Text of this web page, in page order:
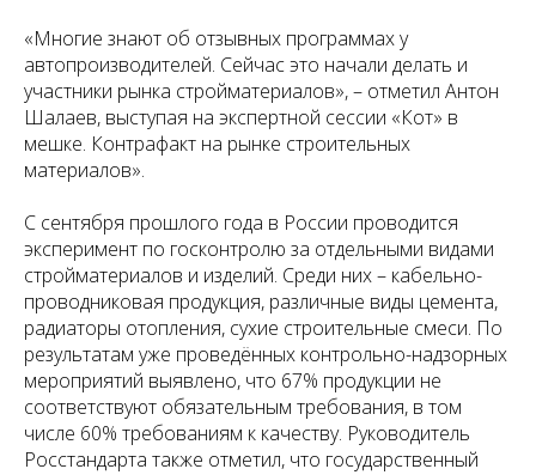
«Многие знают об отзывных программах у
автопроизводителей. Сейчас это начали делать и
участники рынка стройматериалов», – отметил Антон
Шалаев, выступая на экспертной сессии «Кот» в
мешке. Контрафакт на рынке строительных
материалов».
С сентября прошлого года в России проводится
эксперимент по госконтролю за отдельными видами
стройматериалов и изделий. Среди них – кабельно-
проводниковая продукция, различные виды цемента,
радиаторы отопления, сухие строительные смеси. По
результатам уже проведённых контрольно-надзорных
мероприятий выявлено, что 67% продукции не
соответствуют обязательным требования, в том
числе 60% требованиям к качеству. Руководитель
Росстандарта также отметил, что государственный